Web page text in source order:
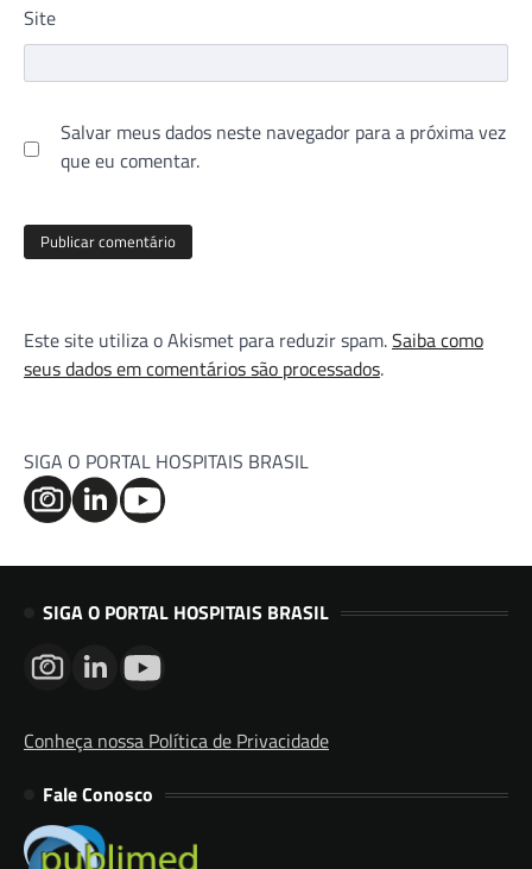
Site
Salvar meus dados neste navegador para a próxima vez
que eu comentar.
Este site utiliza o Akismet para reduzir spam.Saiba como
seus dados em comentários são processados.
SIGA O PORTAL HOSPITAIS BRASIL
SIGA O PORTAL HOSPITAIS BRASIL
Conheça nossa Política de Privacidade
Fale Conosco